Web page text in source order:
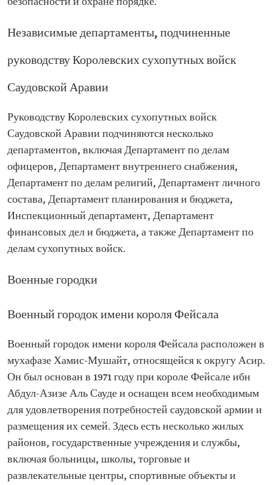
Независимые департаменты, подчиненные
руководству Королевских сухопутных войск
Саудовской Аравии
Руководству Королевских сухопутных войск
Саудовской Аравии подчиняются несколько
департаментов, включая Департамент по делам
офицеров, Департамент внутреннего снабжения,
Департамент по делам религий, Департамент личного
состава, Департамент планирования и бюджета,
Инспекционный департамент, Департамент
финансовых дел и бюджета, а также Департамент по
делам сухопутных войск.
Военные городки
Военный городок имени короля Фейсала
Военный городок имени короля Фейсала расположен в
мухафазе Хамис-Мушайт, относящейся к округу Асир.
Он был основан в 1971 году при короле Фейсале ибн
Абдул-Азизе Аль Сауде и оснащен всем необходимым
для удовлетворения потребностей саудовской армии и
размещения их семей. Здесь есть несколько жилых
районов, государственные учреждения и службы,
включая больницы, школы, торговые и
развлекательные центры, спортивные объекты и